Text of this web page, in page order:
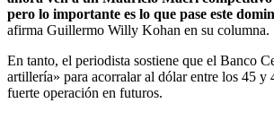
pero lo importante es lo que pase este
afirma Guillermo Willy Kohan en su columna.
En tanto, el periodista sostiene que el Banco
artillería» para acorralar al dólar entre los 45 y
fuerte operación en futuros.